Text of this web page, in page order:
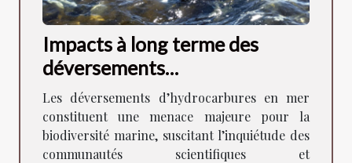
Impacts à long terme des
déversements
d'hydrocarbures sur la
biodiversité marine ?
Les déversements d’hydrocarbures en mer
constituent une menace majeure pour la
biodiversité marine, suscitant l’inquiétude des
communautés scientifiques et